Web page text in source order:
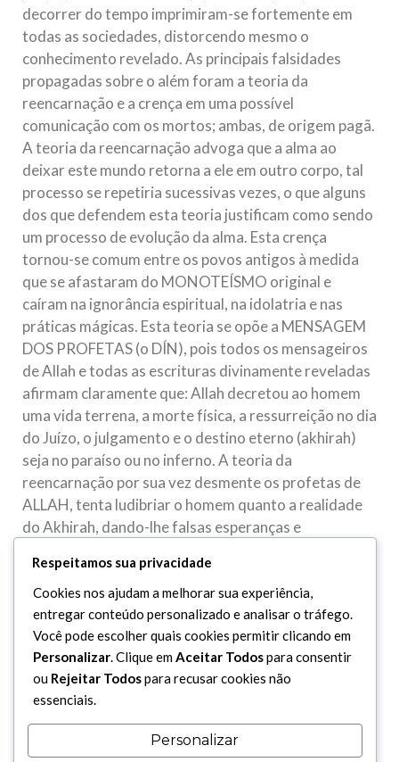
decorrer do tempo imprimiram-se fortemente em
todas as sociedades, distorcendo mesmo o
conhecimento revelado. As principais falsidades
propagadas sobre o além foram a teoria da
reencarnação e a crença em uma possível
comunicação com os mortos; ambas, de origem pagã.
A teoria da reencarnação advoga que a alma ao
deixar este mundo retorna a ele em outro corpo, tal
processo se repetiria sucessivas vezes, o que alguns
dos que defendem esta teoria justificam como sendo
um processo de evolução da alma. Esta crença
tornou-se comum entre os povos antigos à medida
que se afastaram do MONOTEÍSMO original e
caíram na ignorância espiritual, na idolatria e nas
práticas mágicas. Esta teoria se opõe a MENSAGEM
DOS PROFETAS (o DÍN), pois todos os mensageiros
de Allah e todas as escrituras divinamente reveladas
afirmam claramente que: Allah decretou ao homem
uma vida terrena, a morte física, a ressurreição no dia
do Juízo, o julgamento e o destino eterno (akhirah)
seja no paraíso ou no inferno. A teoria da
reencarnação por sua vez desmente os profetas de
ALLAH, tenta ludibriar o homem quanto a realidade
do Akhirah, dando-lhe falsas esperanças e
reencarnação no ocidente têm tentado sem sucesso,
provar a veracidade de sua crença se apoiando em
pesquisas científicas. O fato, porém, é que nenhum
cientista sério jamais corroborou tal teoria, o que
alguns tentam justificar como provas de
outra teoria amplamente aceita pela ciência que é a
Respeitamos sua privacidade
Cookies nos ajudam a melhorar sua experiência,
entregar conteúdo personalizado e analisar o tráfego.
Você pode escolher quais cookies permitir clicando em
Personalizar. Clique emAceitar Todospara consentir
ou Rejeitar Todospara recusar cookies não
essenciais.
Personalizar